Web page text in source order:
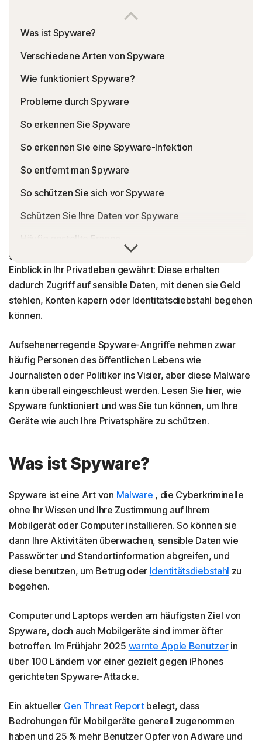
Was ist Spyware?
Verschiedene Arten von Spyware
Wie funktioniert Spyware?
Probleme durch Spyware
So erkennen Sie Spyware
So erkennen Sie eine Spyware-Infektion
So entfernt man Spyware
So schützen Sie sich vor Spyware
Schützen Sie Ihre Daten vor Spyware
Häufig gestellte Fragen
Spyware, auch Spy-Software genannt, ist eine
gefährliche Art von Malware, die Kriminellen einen
Einblick in Ihr Privatleben gewährt: Diese erhalten
dadurch Zugriff auf sensible Daten, mit denen sie Geld
stehlen, Konten kapern oder Identitätsdiebstahl begehen
können.
Aufsehenerregende Spyware-Angriffe nehmen zwar
häufig Personen des öffentlichen Lebens wie
Journalisten oder Politiker ins Visier, aber diese Malware
kann überall eingeschleust werden. Lesen Sie hier, wie
Spyware funktioniert und was Sie tun können, um Ihre
Geräte wie auch Ihre Privatsphäre zu schützen.
Was ist Spyware?
Spyware ist eine Art von Malware , die Cyberkriminelle
ohne Ihr Wissen und Ihre Zustimmung auf Ihrem
Mobilgerät oder Computer installieren. So können sie
dann Ihre Aktivitäten überwachen, sensible Daten wie
Passwörter und Standortinformation abgreifen, und
diese benutzen, um Betrug oder Identitätsdiebstahl zu
begehen.
Computer und Laptops werden am häufigsten Ziel von
Spyware, doch auch Mobilgeräte sind immer öfter
betroffen. Im Frühjahr 2025 warnte Apple Benutzerin
über 100 Ländern vor einer gezielt gegen iPhones
gerichteten Spyware-Attacke.
Ein aktueller Gen Threat Reportbelegt, dass
Bedrohungen für Mobilgeräte generell zugenommen
haben und 25 % mehr Benutzer Opfer von Adware und